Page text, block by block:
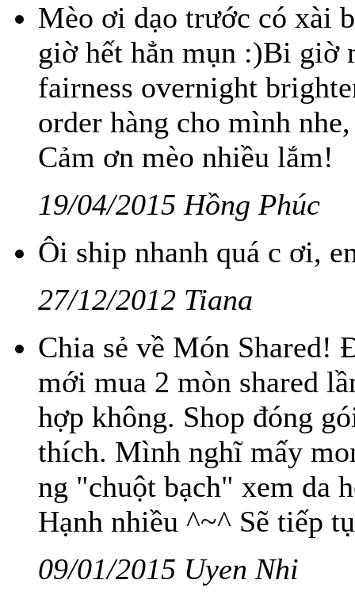
Mèo ơi dạo trước có xài
giờ hết hẳn mụn :)Bi giờ
fairness overnight
order hàng cho mình
Cảm ơn mèo nhiều lắm!
19/04/2015 Hồng Phúc
Ôi ship nhanh quá c ơi,
27/12/2012 Tiana
Chia sẻ về Món Shared!
mới mua 2 mòn shared
hợp không. Shop đóng
thích. Mình nghĩ mấy
ng "chuột bạch" xem da
Hạnh nhiều ^~^ Sẽ tiếp
09/01/2015 Uyen Nhi